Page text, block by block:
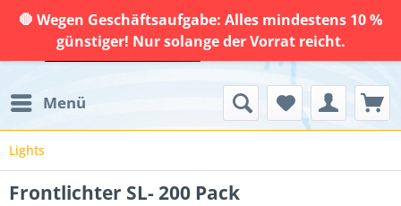
🛑 Wegen Geschäftsaufgabe: Alles mindestens 10 %
günstiger! Nur solange der Vorrat reicht.
Menü
Lights
Frontlichter SL- 200 Pack